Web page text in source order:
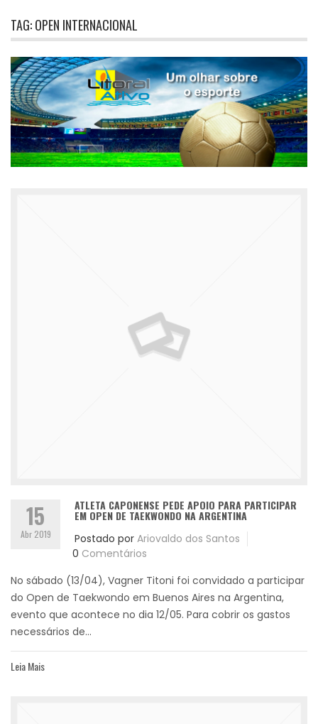
TAG:OPEN INTERNACIONAL
15
Abr 2019
ATLETA CAPONENSE PEDE APOIO PARA PARTICIPAR
EM OPEN DE TAEKWONDO NA ARGENTINA
Postado por Ariovaldo dos Santos
0 Comentários
No sábado (13/04), Vagner Titoni foi convidado a participar
do Open de Taekwondo em Buenos Aires na Argentina,
evento que acontece no dia 12/05. Para cobrir os gastos
necessários de...
Leia Mais